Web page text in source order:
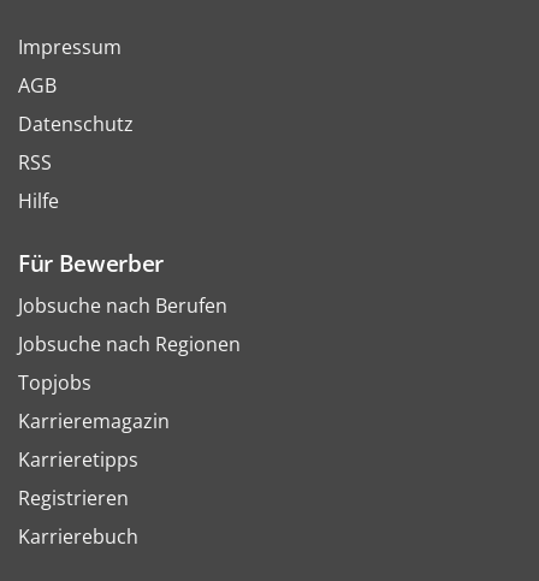
Impressum
AGB
Datenschutz
RSS
Hilfe
Für Bewerber
Jobsuche nach Berufen
Jobsuche nach Regionen
Topjobs
Karrieremagazin
Karrieretipps
Registrieren
Karrierebuch